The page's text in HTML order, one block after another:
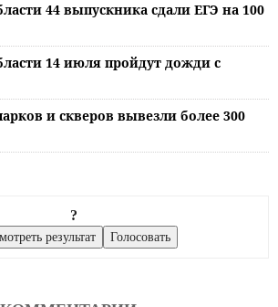
44 выпускника сдали ЕГЭ на 100
14 июля пройдут дожди с
и скверов вывезли более 300
?